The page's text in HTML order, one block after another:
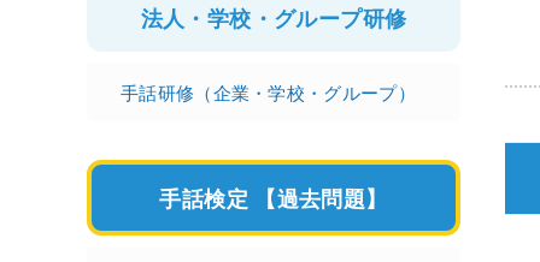
法人・学校・グループ研修
手話研修（企業・学校・グループ）
手話検定 【過去問題】